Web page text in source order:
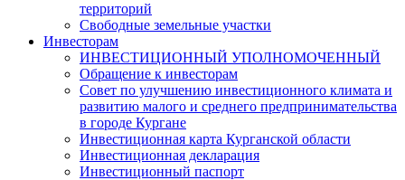
территорий
Свободные земельные участки
Инвесторам
ИНВЕСТИЦИОННЫЙ УПОЛНОМОЧЕННЫЙ
Обращение к инвесторам
Совет по улучшению инвестиционного климата и
развитию малого и среднего предпринимательства
в городе Кургане
Инвестиционная карта Курганской области
Инвестиционная декларация
Инвестиционный паспорт